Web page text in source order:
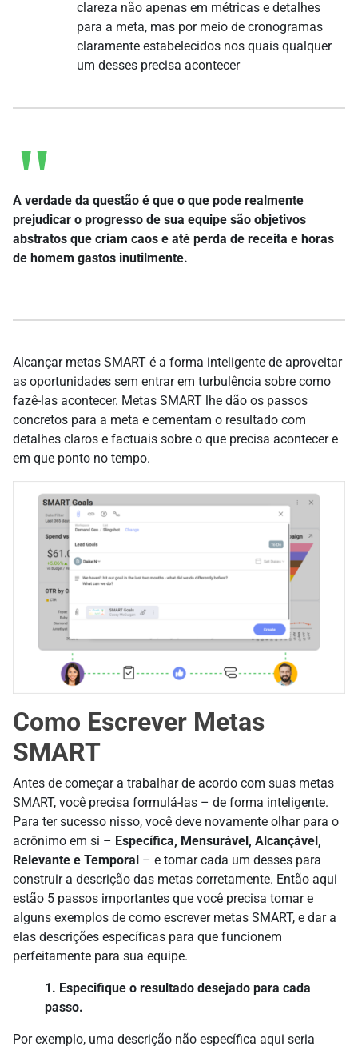
clareza não apenas em métricas e detalhes
para a meta, mas por meio de cronogramas
claramente estabelecidos nos quais qualquer
um desses precisa acontecer
A verdade da questão é que o que pode realmente
prejudicar o progresso de sua equipe são objetivos
abstratos que criam caos e até perda de receita e horas
de homem gastos inutilmente.
Alcançar metas SMART é a forma inteligente de aproveitar
as oportunidades sem entrar em turbulência sobre como
fazê-las acontecer. Metas SMART lhe dão os passos
concretos para a meta e cementam o resultado com
detalhes claros e factuais sobre o que precisa acontecer e
em que ponto no tempo.
Como Escrever Metas
SMART
Antes de começar a trabalhar de acordo com suas metas
SMART, você precisa formulá-las – de forma inteligente.
Para ter sucesso nisso, você deve novamente olhar para o
acrônimo em si – Específica, Mensurável, Alcançável,
Relevante e Temporal – e tomar cada um desses para
construir a descrição das metas corretamente. Então aqui
estão 5 passos importantes que você precisa tomar e
alguns exemplos de como escrever metas SMART, e dar a
elas descrições específicas para que funcionem
perfeitamente para sua equipe.
1. Especifique o resultado desejado para cada
passo.
Por exemplo, uma descrição não específica aqui seria